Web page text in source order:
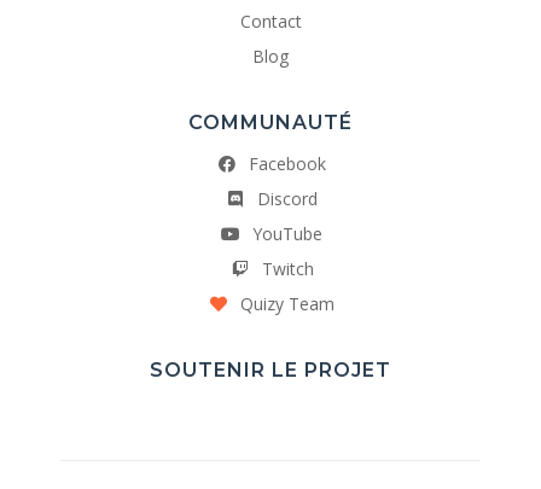
Contact
Blog
COMMUNAUTÉ
Facebook
Discord
YouTube
Twitch
Quizy Team
SOUTENIR LE PROJET